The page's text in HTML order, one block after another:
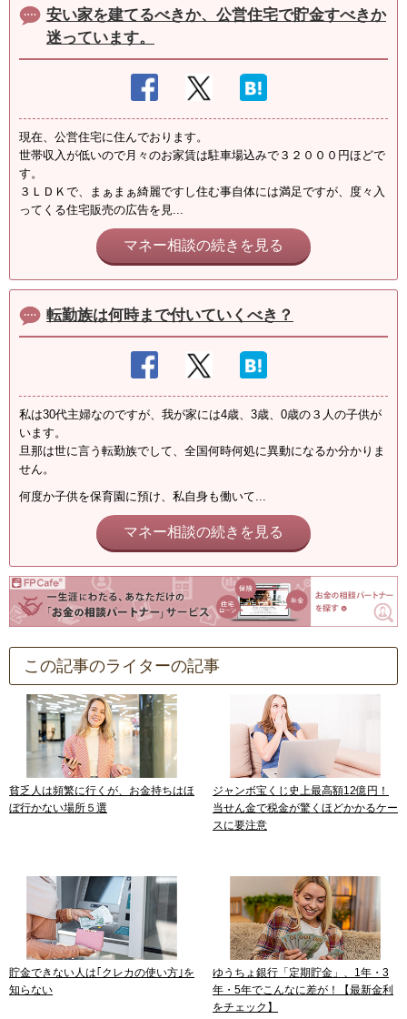
安い家を建てるべきか、公営住宅で貯金すべきか
迷っています。
現在、公営住宅に住んでおります。
世帯収入が低いので月々のお家賃は駐車場込みで３２０００円ほどで
す。
３ＬＤＫで、まぁまぁ綺麗ですし住む事自体には満足ですが、度々入
ってくる住宅販売の広告を見...
マネー相談の続きを見る
転勤族は何時まで付いていくべき？
私は30代主婦なのですが、我が家には4歳、3歳、0歳の３人の子供が
います。
旦那は世に言う転勤族でして、全国何時何処に異動になるか分かりま
せん。
何度か子供を保育園に預け、私自身も働いて...
マネー相談の続きを見る
この記事のライターの記事
貧乏人は頻繁に行くが、お金持ちはほ
ぼ行かない場所５選
ジャンボ宝くじ史上最高額12億円！
当せん金で税金が驚くほどかかるケー
スに要注意
貯金できない人は｢クレカの使い方｣を
知らない
ゆうちょ銀行「定期貯金」、1年・3
年・5年でこんなに差が！【最新金利
をチェック】